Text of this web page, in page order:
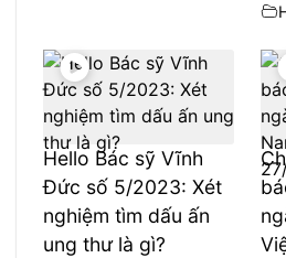
Hello Bác sỹ Vĩnh
Đức số 5/2023: Xét
nghiệm tìm dấu ấn
ung thư là gì?